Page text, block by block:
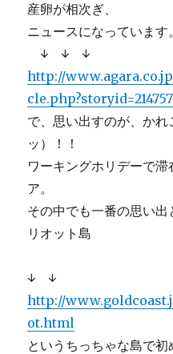
産卵が相次ぎ、
ニュースになっています。
↓ ↓ ↓
http://
cle.php?storyid=214757
で、思い出すのが、か
ッ）！！
ワーキングホリデーで
ア。
その中でも一番の思い
リオット島
↓ ↓
http://
ot.html
というちっちゃな島で